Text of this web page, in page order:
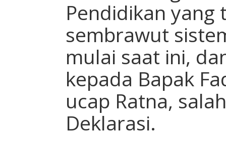
Pendidikan
sembrawut
mulai saat ini,
kepada Bapak
ucap Ratna,
Deklarasi.